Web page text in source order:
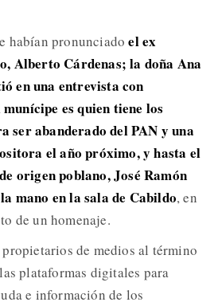
habían pronunciado el ex
Alberto Cárdenas; la doña Ana
en una entrevista con
es quien tiene los
ser abanderado del PAN y una
el año próximo, y hasta el
origen poblano, José Ramón
mano en la sala de Cabildo, en
de un homenaje.
de medios al término
plataformas digitales para
e información de los